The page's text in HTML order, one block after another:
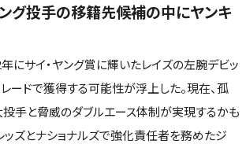
グ投手の移籍先候補の中にヤンキ
にサイ・ヤング賞に輝いたレイズの左腕デビッ
レードで獲得する可能性が浮上した。現在、孤
手と脅威のダブルエース体制が実現するかも
ッズとナショナルズで強化責任者を務めたジ